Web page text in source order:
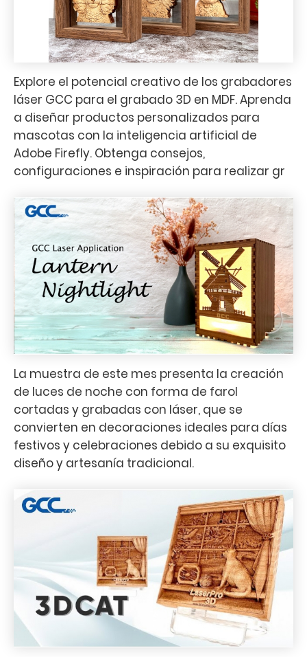
Explore el potencial creativo de los grabadores
láser GCC para el grabado 3D en MDF. Aprenda
a diseñar productos personalizados para
mascotas con la inteligencia artificial de
Adobe Firefly. Obtenga consejos,
configuraciones e inspiración para realizar gr
La muestra de este mes presenta la creación
de luces de noche con forma de farol
cortadas y grabadas con láser, que se
convierten en decoraciones ideales para días
festivos y celebraciones debido a su exquisito
diseño y artesanía tradicional.